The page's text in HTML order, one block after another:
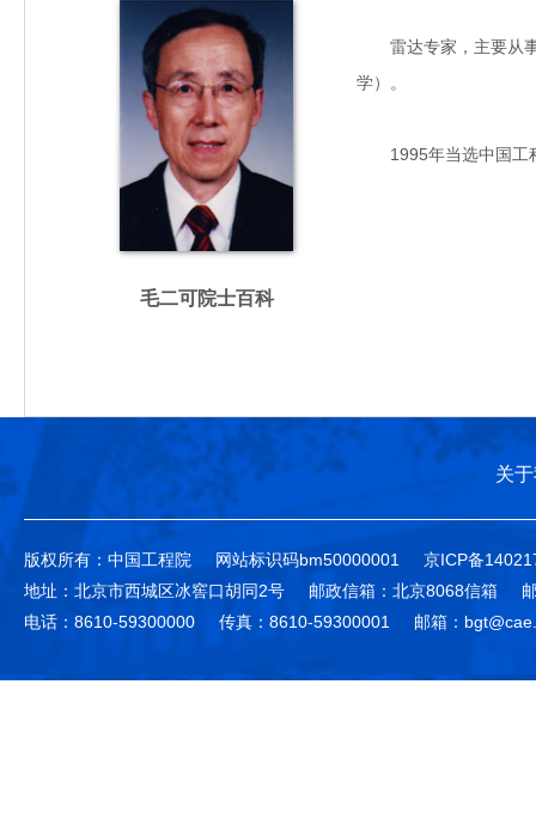
毛二可院士百科
雷达专家，主要从事
学）。
1995年当选中国工
关
版权所有：中国工程院 网站标识码bm50000001
京ICP备
地址：北京市西城区冰窖口胡同2号
邮政信箱：北京8068信箱
电话：8610-59300000
传真：8610-59300001 邮箱：